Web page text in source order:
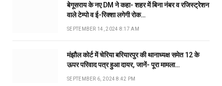
बेगूसराय के नए DM ने कहा- शहर में बिना नंबर व रजिस्ट्रेशन
वाले टेम्पो व ई-रिक्शा लगेगी रोक…
SEPTEMBER 14, 2024 8:17 AM
मंझौल कोर्ट में चेरिया बरियारपुर की थानाध्यक्ष समेत 12 के
ऊपर परिवाद पत्र हुआ दायर, जानें- पूरा मामला…
SEPTEMBER 6, 2024 8:42 PM